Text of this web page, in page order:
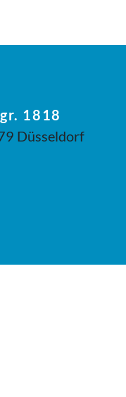
1818
Düsseldorf